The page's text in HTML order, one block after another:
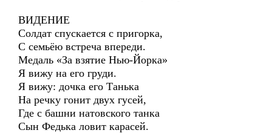
ВИДЕНИЕ
Солдат спускается с пригорка,
С семьёю встреча впереди.
Медаль «За взятие Нью-Йорка»
Я вижу на его груди.
Я вижу: дочка его Танька
На речку гонит двух гусей,
Где с башни натовского танка
Сын Федька ловит карасей.